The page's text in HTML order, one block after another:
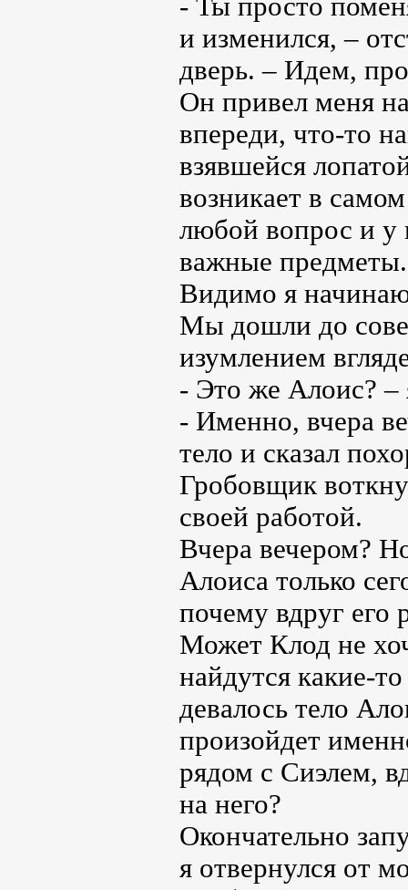
- Ты просто
и изменился, –
дверь. – Идем,
Он привел меня
впереди, что-то
взявшейся
возникает в
любой вопрос и у
важные
Видимо я
Мы дошли до
изумлением
- Это же Алоис? –
- Именно, вчера
тело и сказал
Гробовщик
своей работой.
Вчера вечером?
Алоиса только
почему вдруг
Может Клод не
найдутся какие-
девалось тело
произойдет
рядом с Сиэлем,
на него?
Окончательно
я отвернулся от